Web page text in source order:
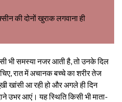
की दोनों खुराक लगवाना ही
भी समस्या नजर आती है, तो उनके दिल
रात में अचानक बच्चे का शरीर तेज
खांसी आ रही हो और अगले ही दिन
उभर आएं। यह स्थिति किसी भी माता-